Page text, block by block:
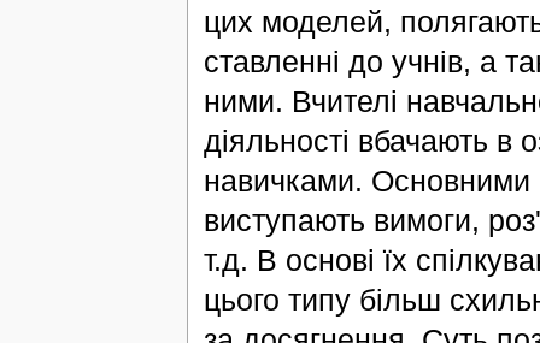
цих моделей, полягають
ставленні до учнів, а
ними. Вчителі
діяльності вбачають в
навичками. Основними
виступають вимоги,
т.д. В основі їх
цього типу більш